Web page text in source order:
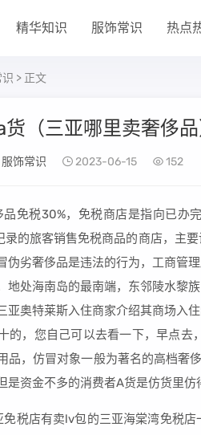
精华知识 服饰常识 热点
> 正文
（三亚哪里卖奢侈品
服饰常识 2023-06-15 152
品免税30%，免税商店是指向已办
的旅客销售免税商品的商店，主
伪劣奢侈品是违法的行为，工商管
地处海南岛的最南端，东邻陵水黎
亚奥特莱斯入住商家介绍其商场入
的，您自己可以去看一下，早点
品，仿冒对象一般为著名的高档奢
是资金不多的消费者A货是仿货里仿
税店有卖lv包的三亚海棠湾免税